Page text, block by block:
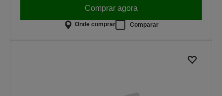
Comprar agora
Onde comprar Comparar